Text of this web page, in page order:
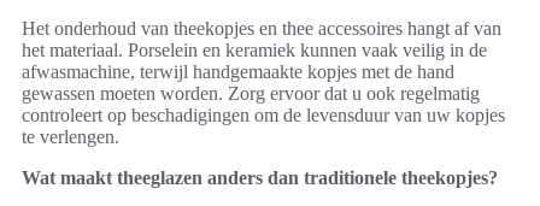
Het onderhoud van theekopjes en thee accessoires hangt af van
het materiaal. Porselein en keramiek kunnen vaak veilig in de
afwasmachine, terwijl handgemaakte kopjes met de hand
gewassen moeten worden. Zorg ervoor dat u ook regelmatig
controleert op beschadigingen om de levensduur van uw kopjes
te verlengen.
Wat maakt theeglazen anders dan traditionele theekopjes?